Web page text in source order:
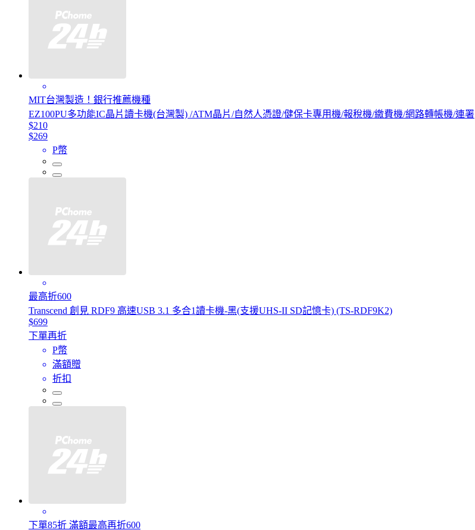
MIT台灣製造！銀行推薦機種
EZ100PU多功能IC晶片讀卡機(台灣製) /ATM晶片/自然人憑證/健保卡專用機/報稅機/繳費機/網路轉帳機/連署
$210
$269
P幣
最高折600
Transcend 創見 RDF9 高速USB 3.1 多合1讀卡機-黑(支援UHS-II SD記憶卡) (TS-RDF9K2)
$699
下單再折
P幣
滿額贈
折扣
下單85折 滿額最高再折600